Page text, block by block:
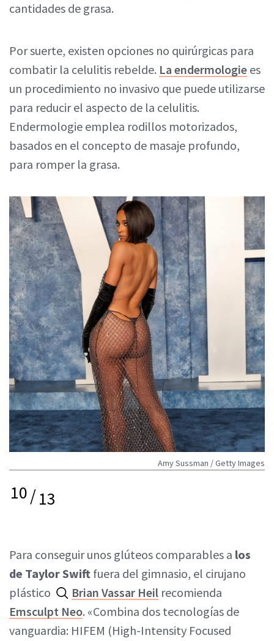
cantidades de grasa.
Por suerte, existen opciones no quirúrgicas para
combatir la celulitis rebelde. La endermologie es
un procedimiento no invasivo que puede utilizarse
para reducir el aspecto de la celulitis.
Endermologie emplea rodillos motorizados,
basados en el concepto de masaje profundo,
para romper la grasa.
Amy Sussman / Getty Images
10/13
Para conseguir unos glúteos comparables a los
de Taylor Swift fuera del gimnasio, el cirujano
plástico
Brian Vassar Heil recomienda
Emsculpt Neo. «Combina dos tecnologías de
vanguardia: HIFEM (High-Intensity Focused